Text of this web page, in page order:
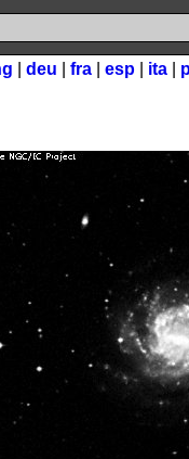
deu fra esp ita